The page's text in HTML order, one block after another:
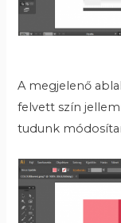
A megjelenő
felvett szín
tudunk